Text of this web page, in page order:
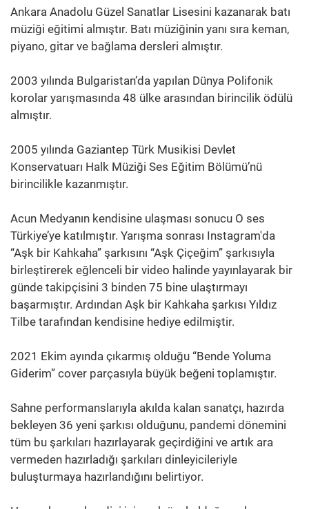
Ankara Anadolu Güzel Sanatlar Lisesini kazanarak batı
müziği eğitimi almıştır. Batı müziğinin yanı sıra keman,
piyano, gitar ve bağlama dersleri almıştır.
2003 yılında Bulgaristan’da yapılan Dünya Polifonik
korolar yarışmasında 48 ülke arasından birincilik ödülü
almıştır.
2005 yılında Gaziantep Türk Musikisi Devlet
Konservatuarı Halk Müziği Ses Eğitim Bölümü’nü
birincilikle kazanmıştır.
Acun Medyanın kendisine ulaşması sonucu O ses
Türkiye’ye katılmıştır. Yarışma sonrası Instagram'da
“Aşk bir Kahkaha” şarkısını “Aşk Çiçeğim” şarkısıyla
birleştirerek eğlenceli bir video halinde yayınlayarak bir
günde takipçisini 3 binden 75 bine ulaştırmayı
başarmıştır. Ardından Aşk bir Kahkaha şarkısı Yıldız
Tilbe tarafından kendisine hediye edilmiştir.
2021 Ekim ayında çıkarmış olduğu “Bende Yoluma
Giderim” cover parçasıyla büyük beğeni toplamıştır.
Sahne performanslarıyla akılda kalan sanatçı, hazırda
bekleyen 36 yeni şarkısı olduğunu, pandemi dönemini
tüm bu şarkıları hazırlayarak geçirdiğini ve artık ara
vermeden hazırladığı şarkıları dinleyicileriyle
buluşturmaya hazırlandığını belirtiyor.